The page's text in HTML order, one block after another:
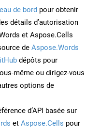
de bord pour obtenir
détails d’autorisation
et Aspose.Cells
de Aspose.Words
dépôts pour
même ou dirigez-vous
options de
d’API basée sur
et Aspose.Cells pour